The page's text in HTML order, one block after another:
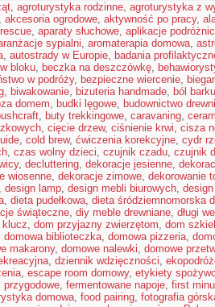
, agroturystyka rodzinne, agroturystyka z
, akcesoria ogrodowe, aktywność po pracy,
, aparaty słuchowe, aplikacje
sypialni, aromaterapia domowa,
, autostrady w Europie, badania
bloku, beczka na deszczówkę,
w podróży, bezpieczne wiercenie,
, biwakowanie, bizuteria handmade, ból barku
domem, budki lęgowe, budownictwo
, buty trekkingowe, caravaning,
, cięcie drzew, ciśnienie krwi, cisza
, cold brew, ćwiczenia korekcyjne, cydr
, czas wolny dzieci, czujnik czadu, czujnik
, decluttering, dekoracje jesienne,
wiosenne, dekoracje zimowe, dekorowanie
design lamp, design mebli biurowych,
, dieta pudełkowa, dieta śródziemnomorska
świąteczne, diy meble drewniane, długi
klucz, dom przyjazny zwierzętom, dom
domowa biblioteczka, domowa pizzeria,
makarony, domowe nalewki, domowe
, dziennik wdzięczności,
, escape room domowy, etykiety
przygodowe, fermentowane napoje, first
domowa, food pairing, fotografia